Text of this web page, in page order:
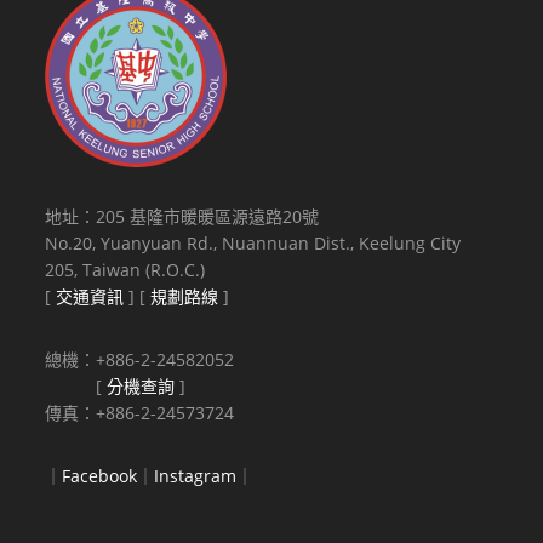
地址：205 基隆市暖暖區源遠路20號
No.20, Yuanyuan Rd., Nuannuan Dist., Keelung City
205, Taiwan (R.O.C.)
[ 交通資訊 ] [規劃路線 ]
總機：+886-2-24582052
[分機查詢 ]
傳真：+886-2-24573724
｜ Facebook ｜ Instagram ｜